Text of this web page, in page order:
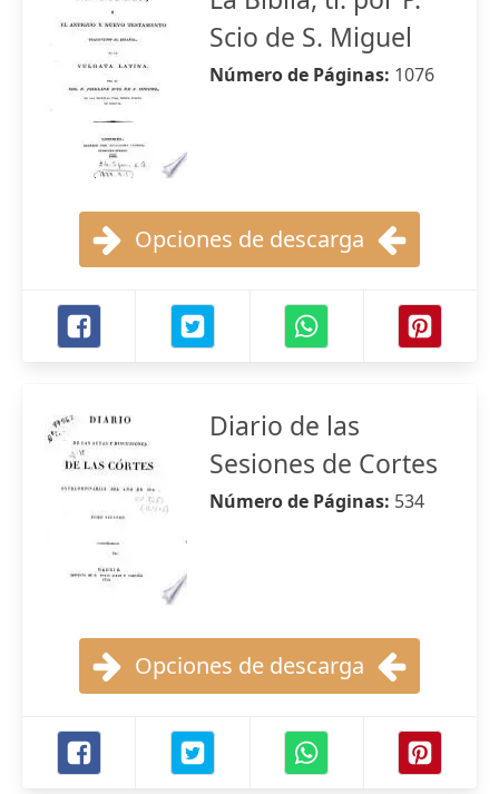
Scio de S. Miguel
Número de Páginas: 1076
Opciones de descarga
Diario de las
Sesiones de Cortes
Número de Páginas: 534
Opciones de descarga